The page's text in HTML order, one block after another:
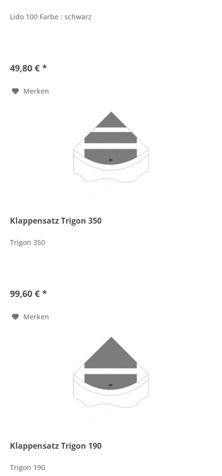
Lido 100 Farbe : schwarz
49,80 € *
Merken
Klappensatz Trigon 350
Trigon 350
99,60 € *
Merken
Klappensatz Trigon 190
Trigon 190